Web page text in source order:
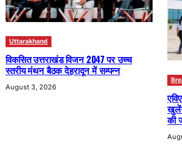
Uttarakhand
विकसित उत्तराखंड विजन 2047 पर उच्च
स्तरीय मंथन बैठक देहरादून में सम्पन्न
August 3, 2026
की